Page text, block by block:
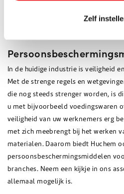
Zelf
nu via onze webshop en profiteer
In de huidige industrie is veiligheid
Met de strenge regels en
die nog steeds strenger worden, is
u met bijvoorbeeld voedingswaren
veiligheid van uw werknemers erg
met zich meebrengt bij het werken
materialen. Daarom biedt Huchem
persoonsbeschermingsmiddelen
branches. Neem een kijkje in ons
allemaal mogelijk is.